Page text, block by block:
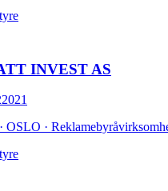
INVEST AS
OSLO ·